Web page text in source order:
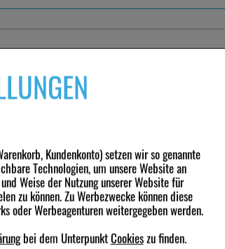
Kundenkonto) setzen wir so genannte
Technologien, um unsere Website an
Weise der Nutzung unserer Website für
zu können. Zu Werbezwecke können diese
oder Werbeagenturen weitergegeben werden.
bei dem UnterpunktCookieszu finden.
gekauft
Schnupfen